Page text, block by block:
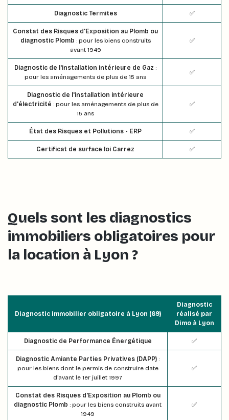
Diagnostic Termites ✅
Constat des Risques d'Exposition au Plomb ou
diagnostic Plomb : pour les biens construits
avant 1949
✅
Diagnostic de l'installation intérieure de Gaz :
pour les aménagements de plus de 15 ans
✅
Diagnostic de l'installation intérieure
d'électricité : pour les aménagements de plus de
15 ans
✅
État des Risques et Pollutions - ERP ✅
Certificat de surface loi Carrez ✅
Quels sont les diagnostics
immobiliers obligatoires pour
la location à Lyon ?
Diagnostic immobilier obligatoire à Lyon (69)
Diagnostic
réalisé par
Dimo à Lyon
Diagnostic de Performance Énergétique ✅
Diagnostic Amiante Parties Privatives (DAPP) :
pour les biens dont le permis de construire date
d'avant le 1er juillet 1997
✅
Constat des Risques d'Exposition au Plomb ou
diagnostic Plomb : pour les biens construits avant
1949
✅